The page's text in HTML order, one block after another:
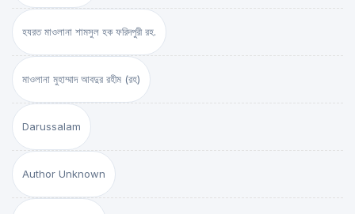
হযরত মাওলানা শামসুল হক ফরিদপুরী রহ.
মাওলানা মুহাম্মাদ আবদুর রহীম (রহ)
Darussalam
Author Unknown